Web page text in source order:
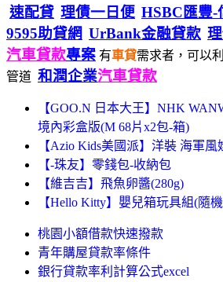
速配貸 理債一日便 HSBC匯豐-
9595助貸網 UrBank金融貸款
汽車貸款專案 有車貸需求者，可以
管道 和潤企業汽車貸款
【GOO.N 日本大王】NHK
境內彩盒版(M 68片x2包-箱)
【Azio Kids美國派】洋裝 海軍
【-珠友】零錢包-收納包
【維吉吉】飛魚卵醬(280g)
【Hello Kitty】嬰兒箱玩具組(隨
桃園小額借款快速撥款
青年購屋貸款率條件
銀行貸款率利計算公式excel